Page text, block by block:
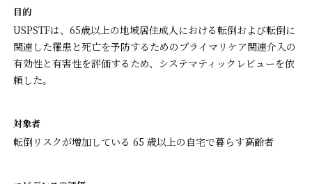
目的
USPSTFは、65歳以上の地域居住成人における転倒および転倒に
関連した罹患と死亡を予防するためのプライマリケア関連介入の
有効性と有害性を評価するため、システマティックレビューを依
頼した。
対象者
転倒リスクが増加している 65 歳以上の自宅で暮らす高齢者